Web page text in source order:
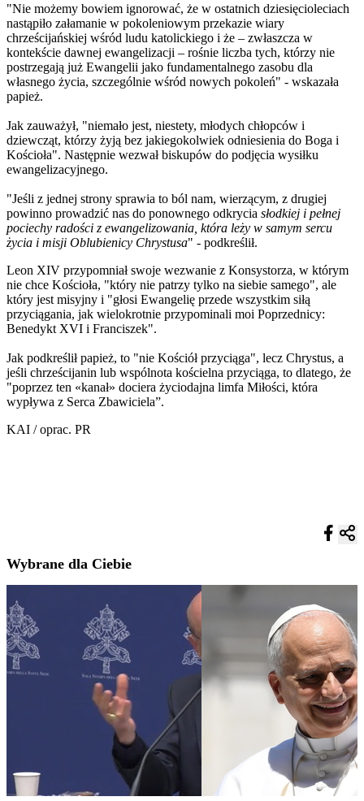
"Nie możemy bowiem ignorować, że w ostatnich dziesięcioleciach
nastąpiło załamanie w pokoleniowym przekazie wiary
chrześcijańskiej wśród ludu katolickiego i że – zwłaszcza w
kontekście dawnej ewangelizacji – rośnie liczba tych, którzy nie
postrzegają już Ewangelii jako fundamentalnego zasobu dla
własnego życia, szczególnie wśród nowych pokoleń" - wskazała
papież.
Jak zauważył, "niemało jest, niestety, młodych chłopców i
dziewcząt, którzy żyją bez jakiegokolwiek odniesienia do Boga i
Kościoła". Następnie wezwał biskupów do podjęcia wysiłku
ewangelizacyjnego.
"Jeśli z jednej strony sprawia to ból nam, wierzącym, z drugiej
powinno prowadzić nas do ponownego odkrycia słodkiej i pełnej
pociechy radości z ewangelizowania, która leży w samym sercu
życia i misji Oblubienicy Chrystusa" - podkreślił.
Leon XIV przypomniał swoje wezwanie z Konsystorza, w którym
nie chce Kościoła, "który nie patrzy tylko na siebie samego", ale
który jest misyjny i "głosi Ewangelię przede wszystkim siłą
przyciągania, jak wielokrotnie przypominali moi Poprzednicy:
Benedykt XVI i Franciszek".
Jak podkreślił papież, to "nie Kościół przyciąga", lecz Chrystus, a
jeśli chrześcijanin lub wspólnota kościelna przyciąga, to dlatego, że
"poprzez ten «kanał» dociera życiodajna limfa Miłości, która
wypływa z Serca Zbawiciela”.
KAI / oprac. PR
Wybrane dla Ciebie